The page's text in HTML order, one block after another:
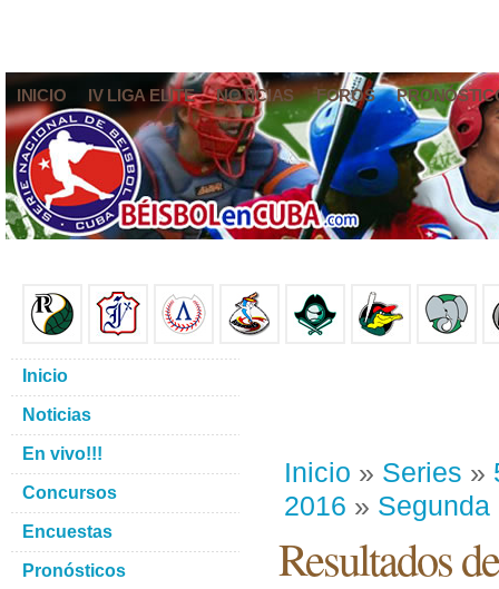
INICIO IV LIGA ELITE NOTICIAS FOROS
Inicio » Series »
2016 » Segunda
Resultados
Inicio
Noticias
En vivo!!!
Concursos
Encuestas
Pronósticos